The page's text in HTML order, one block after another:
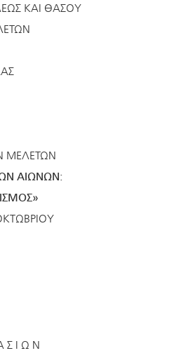
ΚΑΙ ΘΑΣΟΥ
ΜΕΛΕΤΩΝ
ΑΙΩΝΩΝ:
Σ Ι Ω Ν